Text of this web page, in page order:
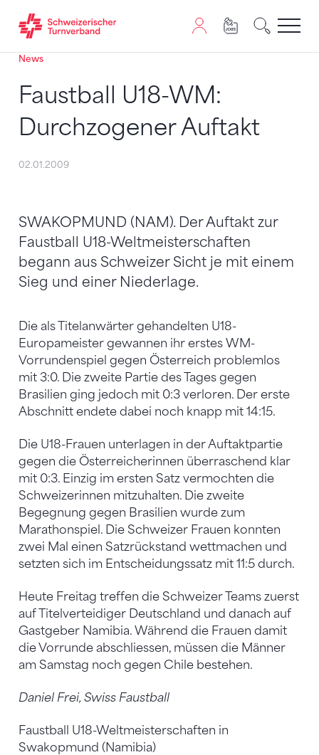
Zum Inhalt springen
Zur Sitemap navigieren
Zum Navigieren dieser Seite wird JavaScript benötigt.
News
Faustball U18-WM:
Durchzogener Auftakt
02.01.2009
SWAKOPMUND (NAM). Der Auftakt zur
Faustball U18-Weltmeisterschaften
begann aus Schweizer Sicht je mit einem
Sieg und einer Niederlage.
Die als Titelanwärter gehandelten U18-
Europameister gewannen ihr erstes WM-
Vorrundenspiel gegen Österreich problemlos
mit 3:0. Die zweite Partie des Tages gegen
Brasilien ging jedoch mit 0:3 verloren. Der erste
Abschnitt endete dabei noch knapp mit 14:15.
Die U18-Frauen unterlagen in der Auftaktpartie
gegen die Österreicherinnen überraschend klar
mit 0:3. Einzig im ersten Satz vermochten die
Schweizerinnen mitzuhalten. Die zweite
Begegnung gegen Brasilien wurde zum
Marathonspiel. Die Schweizer Frauen konnten
zwei Mal einen Satzrückstand wettmachen und
setzten sich im Entscheidungssatz mit 11:5 durch.
Heute Freitag treffen die Schweizer Teams zuerst
auf Titelverteidiger Deutschland und danach auf
Gastgeber Namibia. Während die Frauen damit
die Vorrunde abschliessen, müssen die Männer
am Samstag noch gegen Chile bestehen.
Daniel Frei, Swiss Faustball
Faustball U18-Weltmeisterschaften in
Swakopmund (Namibia)